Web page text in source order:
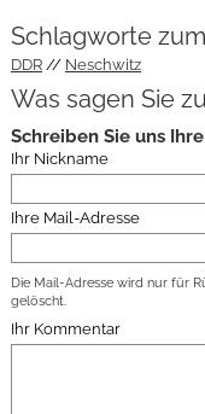
Schlagworte
DDR Neschwitz
Was sagen Sie
Schreiben Sie uns
Ihr Nickname
Ihre Mail-Adresse
Die Mail-Adresse wird nur für
gelöscht.
Ihr Kommentar